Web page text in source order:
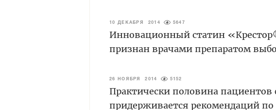
10 ДЕКАБРЯ 2014 5647
Инновационный статин
признан врачами препаратом
26 НОЯБРЯ 2014 5152
Практически половина пациентов
придерживается рекомендаций